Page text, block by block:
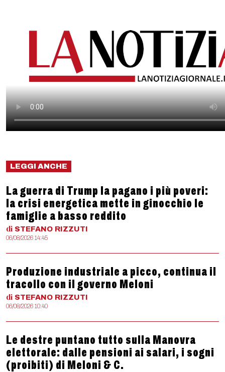
LEGGI ANCHE
La guerra di Trump la pagano i più poveri:
la crisi energetica mette in ginocchio le
famiglie a basso reddito
di STEFANO RIZZUTI
06/08/2026 14:45
Produzione industriale a picco, continua il
tracollo con il governo Meloni
di STEFANO RIZZUTI
06/08/2026 10:40
Le destre puntano tutto sulla Manovra
elettorale: dalle pensioni ai salari, i sogni
(proibiti) di Meloni & C.